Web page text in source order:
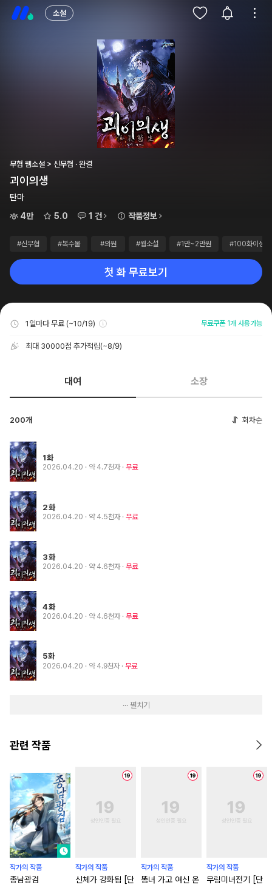
소설
무협 웹소설 > 신무협 · 완결
괴이의생
탄마
4만
5.0 1 건 작품정보
#신무협 #복수물 #의원 #웹소설 #1만~2만원 #100화이상
첫 화 무료보기
1일마다 무료 (~10/19) 무료쿠폰 1개 사용가능
최대 30000점 추가적립(~8/9)
대여 소장
200개 회차순
1화
2026.04.20 · 약 4.7천자 무료
2화
2026.04.20 · 약 4.5천자 무료
3화
2026.04.20 · 약 4.6천자 무료
4화
2026.04.20 · 약 4.6천자 무료
5화
2026.04.20 · 약 4.9천자 무료
··· 펼치기
관련 작품
작가의 작품
종남광검
작가의 작품
신체가 강화됨 [단
작가의 작품
똥녀 가고 여신 온
작가의 작품
무림미녀전기 [단